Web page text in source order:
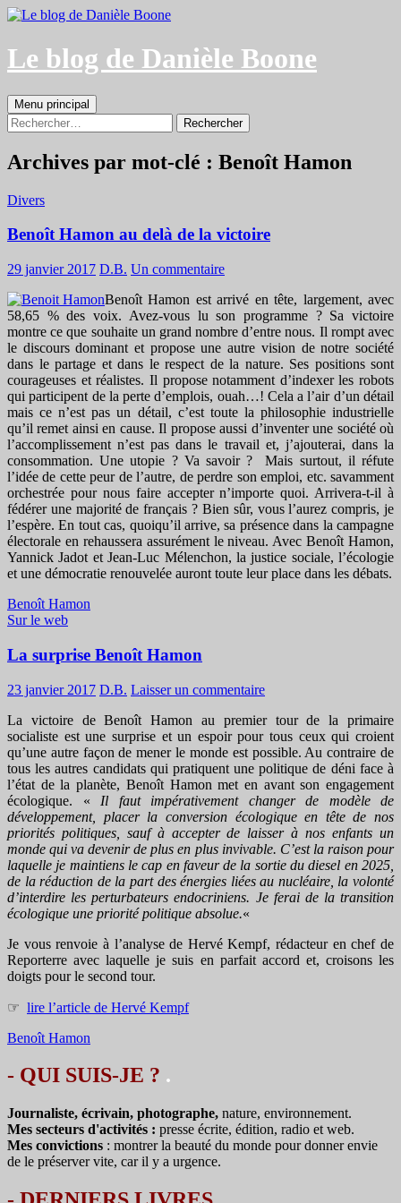
Aller
contenu
Le blog de Danièle Boone
Recherche
Menu principal
Rechercher :
Archives par mot-clé : Benoît Hamon
Divers
Benoît Hamon au delà de la victoire
29 janvier 2017 D.B. Un commentaire
Benoît Hamon est arrivé en tête, largement, avec
58,65 % des voix. Avez-vous lu son programme ? Sa victoire
montre ce que souhaite un grand nombre d’entre nous. Il rompt avec
le discours dominant et propose une autre vision de notre société
dans le partage et dans le respect de la nature. Ses positions sont
courageuses et réalistes. Il propose notamment d’indexer les robots
qui participent de la perte d’emplois, ouah…! Cela a l’air d’un détail
mais ce n’est pas un détail, c’est toute la philosophie industrielle
qu’il remet ainsi en cause. Il propose aussi d’inventer une société où
l’accomplissement n’est pas dans le travail et, j’ajouterai, dans la
consommation. Une utopie ? Va savoir ? Mais surtout, il réfute
l’idée de cette peur de l’autre, de perdre son emploi, etc. savamment
orchestrée pour nous faire accepter n’importe quoi. Arrivera-t-il à
fédérer une majorité de français ? Bien sûr, vous l’aurez compris, je
l’espère. En tout cas, quoiqu’il arrive, sa présence dans la campagne
électorale en rehaussera assurément le niveau. Avec Benoît Hamon,
Yannick Jadot et Jean-Luc Mélenchon, la justice sociale, l’écologie
et une démocratie renouvelée auront toute leur place dans les débats.
Benoît Hamon
Sur le web
La surprise Benoît Hamon
23 janvier 2017 D.B. Laisser un commentaire
La victoire de Benoît Hamon au premier tour de la primaire
socialiste est une surprise et un espoir pour tous ceux qui croient
qu’une autre façon de mener le monde est possible. Au contraire de
tous les autres candidats qui pratiquent une politique de déni face à
l’état de la planète, Benoît Hamon met en avant son engagement
écologique. « Il faut impérativement changer de modèle de
développement, placer la conversion écologique en tête de nos
priorités politiques, sauf à accepter de laisser à nos enfants un
monde qui va devenir de plus en plus invivable. C’est la raison pour
laquelle je maintiens le cap en faveur de la sortie du diesel en 2025,
de la réduction de la part des énergies liées au nucléaire, la volonté
d’interdire les perturbateurs endocriniens. Je ferai de la transition
écologique une priorité politique absolue.«
Je vous renvoie à l’analyse de Hervé Kempf, rédacteur en chef de
Reporterre avec laquelle je suis en parfait accord et, croisons les
doigts pour le second tour.
☞ lire l’article de Hervé Kempf
Benoît Hamon
- QUI SUIS-JE ? .
Journaliste, écrivain, photographe, nature, environnement.
Mes secteurs d'activités : presse écrite, édition, radio et web.
Mes convictions : montrer la beauté du monde pour donner envie
de le préserver vite, car il y a urgence.